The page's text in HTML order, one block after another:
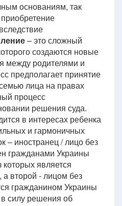
основаниям, так
– это сложный
создаются новые
между родителями и
предполагает принятие
лица на правах
процесс
решения суда.
в интересах ребенка
и гармоничных
– иностранец / лицо без
гражданами Украины
является
второй - лицом без
гражданином Украины
силу решения об